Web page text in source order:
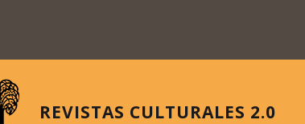
REVISTAS CULTURALES 2.0